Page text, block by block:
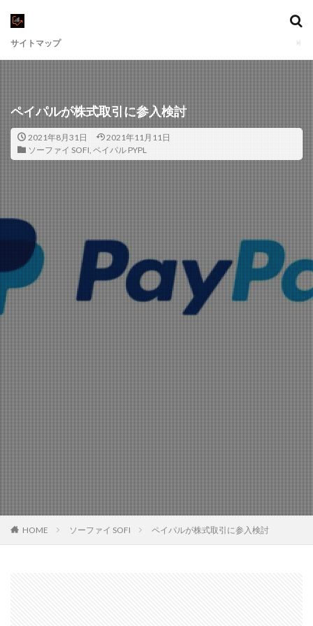
サイトマップ
ペイパルが株式取引に参入検討
2021年8月31日
2021年11月11日
ソーファイ SOFI, ペイパル PYPL
HOME ソーファイ SOFI ペイパルが株式取引に参入検討